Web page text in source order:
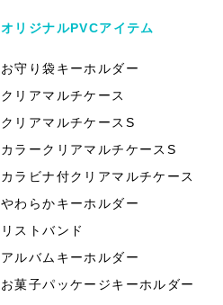
オリジナルPVCアイテム
お守り袋キーホルダー
クリアマルチケース
クリアマルチケースS
カラークリアマルチケースS
カラビナ付クリアマルチケース
やわらかキーホルダー
リストバンド
アルバムキーホルダー
お菓子パッケージキーホルダー